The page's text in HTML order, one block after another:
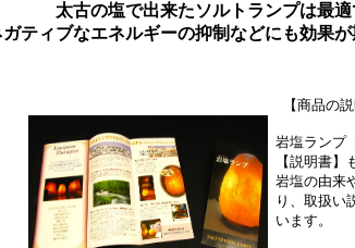
太古の塩で出来たソルトランプは最適
ティブなエネルギーの抑制などにも効果が
【商品の
岩塩ランプ
【説明書】
岩塩の由来
り、取扱い
います。